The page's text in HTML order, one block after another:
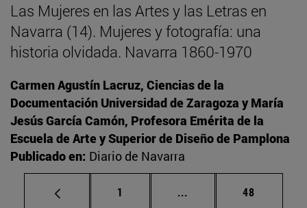
Las Mujeres en las Artes y las Letras en
Navarra (14). Mujeres y fotografía: una
historia olvidada. Navarra 1860-1970
Carmen Agustín Lacruz, Ciencias de la
Documentación Universidad de Zaragoza y María
Jesús García Camón, Profesora Emérita de la
Escuela de Arte y Superior de Diseño de Pamplona
Publicado en: Diario de Navarra
Página
1 ... Páginas intermedias
Página
48